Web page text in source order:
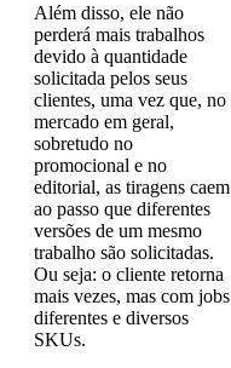
Além disso, ele não
perderá mais trabalhos
devido à quantidade
solicitada pelos seus
clientes, uma vez que, no
mercado em geral,
sobretudo no
promocional e no
editorial, as tiragens caem
ao passo que diferentes
versões de um mesmo
trabalho são solicitadas.
Ou seja: o cliente retorna
mais vezes, mas com jobs
diferentes e diversos
SKUs.